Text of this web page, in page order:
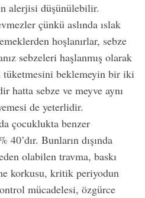
alerjisi düşünülebilir.
çünkü aslında ıslak
hoşlanırlar, sebze
sebzeleri haşlanmış olarak
tüketmesini beklemeyin bir iki
hatta sebze ve meyve aynı
de yeterlidir.
çocuklukta benzer
40’dır. Bunların dışında
olabilen travma, baskı
korkusu, kritik periyodun
mücadelesi, özgürce